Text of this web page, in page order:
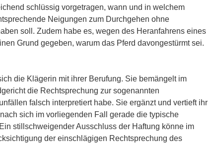
schlüssig vorgetragen, wann und in welchem
Neigungen zum Durchgehen ohne
soll. Zudem habe es, wegen des Heranfahrens eines
Grund gegeben, warum das Pferd davongestürmt sei.
die Klägerin mit ihrer Berufung. Sie bemängelt im
die Rechtsprechung zur sogenannten
falsch interpretiert habe. Sie ergänzt und vertieft ihr
sich im vorliegenden Fall gerade die typische
stillschweigender Ausschluss der Haftung könne im
der einschlägigen Rechtsprechung des